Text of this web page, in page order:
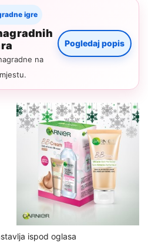
igre
na
Pogledaj popis
ispod oglasa